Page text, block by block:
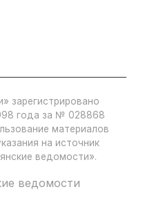
зарегистрировано
года за № 028868
материалов
на источник
ведомости».
ведомости